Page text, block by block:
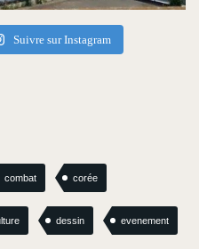
Suivre sur Instagram
combat corée
dessin evenement